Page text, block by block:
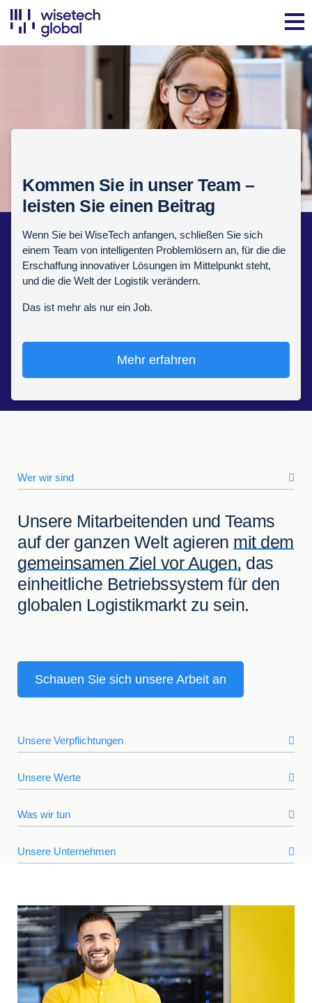
Kommen Sie in unser Team –
leisten Sie einen Beitrag
Wenn Sie bei WiseTech anfangen, schließen Sie sich
einem Team von intelligenten Problemlösern an, für die die
Erschaffung innovativer Lösungen im Mittelpunkt steht,
und die die Welt der Logistik verändern.
Das ist mehr als nur ein Job.
Mehr erfahren
Wer wir sind
Unsere Mitarbeitenden und Teams
auf der ganzen Welt agieren mit dem
gemeinsamen Ziel vor Augen, das
einheitliche Betriebssystem für den
globalen Logistikmarkt zu sein.
Schauen Sie sich unsere Arbeit an
Unsere Verpflichtungen
Unsere Werte
Was wir tun
Unsere Unternehmen